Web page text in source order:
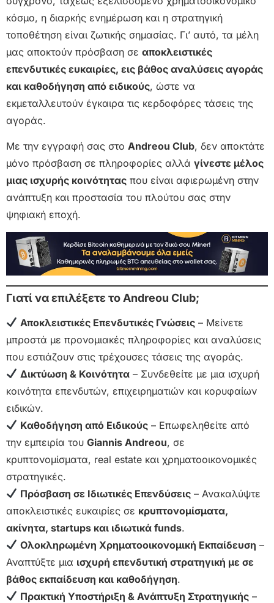
κόσμο, η διαρκής ενημέρωση και η στρατηγική
τοποθέτηση είναι ζωτικής σημασίας. Γι’ αυτό, τα μέλη
μας αποκτούν πρόσβαση σε αποκλειστικές
επενδυτικές ευκαιρίες, εις βάθος αναλύσεις αγοράς
και καθοδήγηση από ειδικούς, ώστε να
εκμεταλλευτούν έγκαιρα τις κερδοφόρες τάσεις της
αγοράς.
Με την εγγραφή σας στο Andreou Club, δεν αποκτάτε
μόνο πρόσβαση σε πληροφορίες αλλά γίνεστε μέλος
μιας ισχυρής κοινότητας που είναι αφιερωμένη στην
ανάπτυξη και προστασία του πλούτου σας στην
ψηφιακή εποχή.
Γιατί να επιλέξετε το Andreou Club;
Αποκλειστικές Επενδυτικές Γνώσεις – Μείνετε
μπροστά με προνομιακές πληροφορίες και αναλύσεις
που εστιάζουν στις τρέχουσες τάσεις της αγοράς.
Δικτύωση & Κοινότητα – Συνδεθείτε με μια ισχυρή
κοινότητα επενδυτών, επιχειρηματιών και κορυφαίων
ειδικών.
Καθοδήγηση από Ειδικούς – Επωφεληθείτε από
την εμπειρία του Giannis Andreou, σε
κρυπτονομίσματα, real estate και χρηματοοικονομικές
στρατηγικές.
Πρόσβαση σε Ιδιωτικές Επενδύσεις – Ανακαλύψτε
αποκλειστικές ευκαιρίες σε κρυπτονομίσματα,
ακίνητα, startups και ιδιωτικά funds.
Ολοκληρωμένη Χρηματοοικονομική Εκπαίδευση –
Αναπτύξτε μια ισχυρή επενδυτική στρατηγική με σε
βάθος εκπαίδευση και καθοδήγηση.
Πρακτική Υποστήριξη & Ανάπτυξη Στρατηγικής –